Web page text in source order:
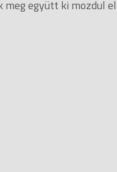
együtt ki mozdul